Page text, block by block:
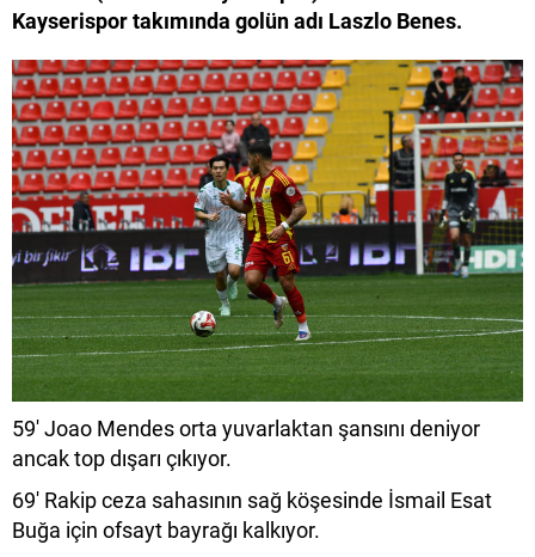
Kayserispor takımında golün adı Laszlo Benes.
59'Joao Mendes orta yuvarlaktan şansını deniyor
ancak top dışarı çıkıyor.
69' Rakip ceza sahasının sağ köşesinde İsmail Esat
Buğa için ofsayt bayrağı kalkıyor.